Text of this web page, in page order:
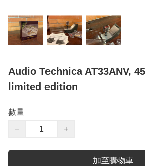
Audio Technica AT33ANV,
limited edition
數量
−
+
加至購物車